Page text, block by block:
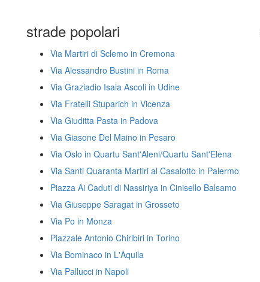
strade popolari
Via Martiri di Sclemo in Cremona
Via Alessandro Bustini in Roma
Via Graziadio Isaia Ascoli in Udine
Via Fratelli Stuparich in Vicenza
Via Giuditta Pasta in Padova
Via Giasone Del Maino in Pesaro
Via Oslo in Quartu Sant'Aleni/Quartu Sant'Elena
Via Santi Quaranta Martiri al Casalotto in Palermo
Piazza Ai Caduti di Nassiriya in Cinisello Balsamo
Via Giuseppe Saragat in Grosseto
Via Po in Monza
Piazzale Antonio Chiribiri in Torino
Via Bominaco in L'Aquila
Via Pallucci in Napoli